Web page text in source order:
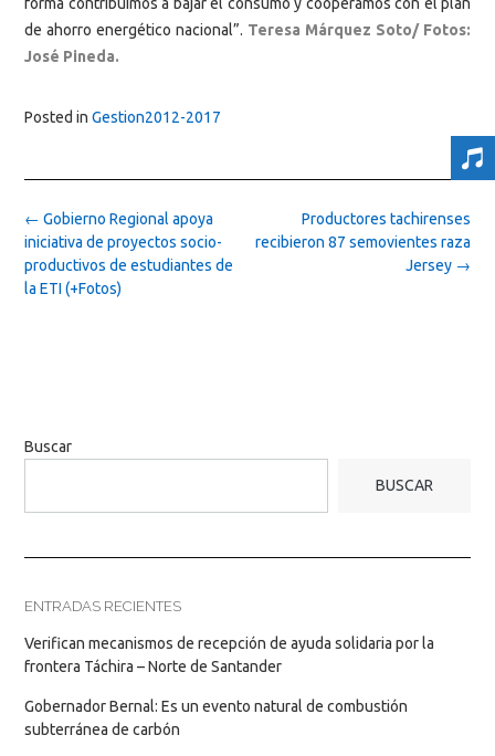
forma contribuimos a bajar el consumo y cooperamos con el plan
de ahorro energético nacional”. Teresa Márquez Soto/ Fotos:
José Pineda.
Posted in Gestion2012-2017
Post
navigation
Productores tachirenses
recibieron 87 semovientes raza
Jersey →
← Gobierno Regional apoya
iniciativa de proyectos socio-
productivos de estudiantes de
la ETI (+Fotos)
Buscar
BUSCAR
ENTRADAS RECIENTES
Verifican mecanismos de recepción de ayuda solidaria por la
frontera Táchira – Norte de Santander
Gobernador Bernal: Es un evento natural de combustión
subterránea de carbón